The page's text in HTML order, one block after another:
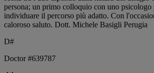
persona; un primo colloquio con uno psicologo
individuare il percorso più adatto. Con
caloroso saluto. Dott. Michele Basigli Perugia
D#
Doctor #639787